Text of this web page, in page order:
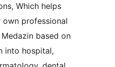
Which helps
professional
based on
into hospital,